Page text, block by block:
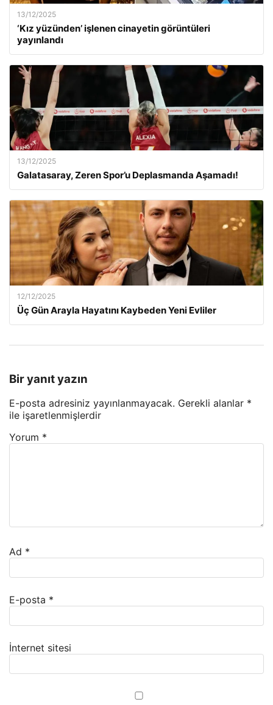
13/12/2025
‘Kız yüzünden’ işlenen cinayetin görüntüleri
yayınlandı
13/12/2025
Galatasaray, Zeren Spor’u Deplasmanda Aşamadı!
12/12/2025
Üç Gün Arayla Hayatını Kaybeden Yeni Evliler
Bir yanıt yazın
E-posta adresiniz yayınlanmayacak. Gerekli alanlar *
ile işaretlenmişlerdir
Yorum *
Ad *
E-posta *
İnternet sitesi